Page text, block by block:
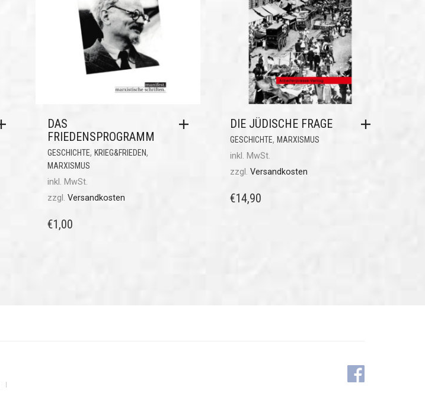
DAS
FRIEDENSPROGRAMM
GESCHICHTE, KRIEG&FRIEDEN,
MARXISMUS
inkl. MwSt.
zzgl. Versandkosten
€1,00
DIE JÜDISCHE FRAGE
GESCHICHTE, MARXISMUS
inkl. MwSt.
zzgl. Versandkosten
€14,90